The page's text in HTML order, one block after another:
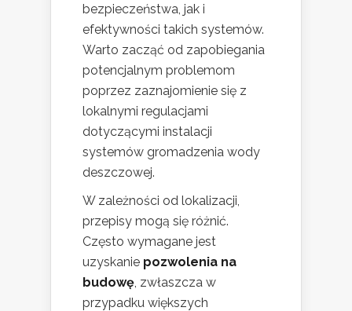
bezpieczeństwa, jak i
efektywności takich systemów.
Warto zacząć od zapobiegania
potencjalnym problemom
poprzez zaznajomienie się z
lokalnymi regulacjami
dotyczącymi instalacji
systemów gromadzenia wody
deszczowej.
W zależności od lokalizacji,
przepisy mogą się różnić.
Często wymagane jest
uzyskanie pozwolenia na
budowę, zwłaszcza w
przypadku większych